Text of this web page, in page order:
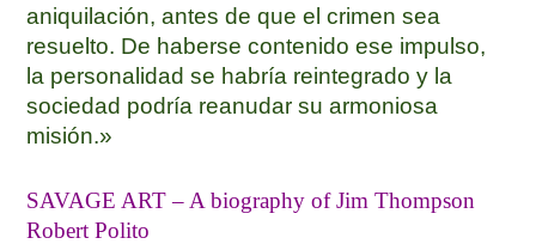
aniquilación, antes de que el crimen sea
resuelto. De haberse contenido ese impulso,
la personalidad se habría reintegrado y la
sociedad podría reanudar su armoniosa
misión.»
SAVAGE ART – A biography of Jim Thompson
Robert Polito